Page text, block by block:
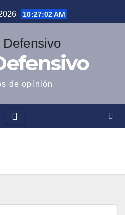
10:27:03 AM
de opinión